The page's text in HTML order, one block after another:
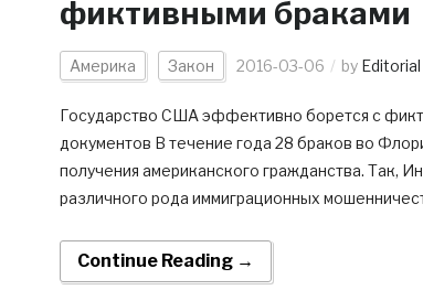
фиктивными браками
Америка Закон 2016-03-06 by Editorial
Государство США эффективно борется с
документов В течение года 28 браков во
получения американского гражданства. Так,
различного рода иммиграционных
Continue Reading →